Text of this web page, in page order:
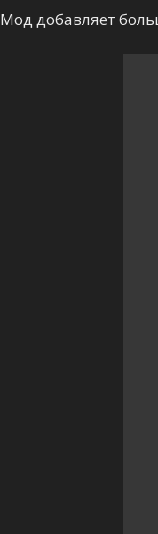
Мод добавляет